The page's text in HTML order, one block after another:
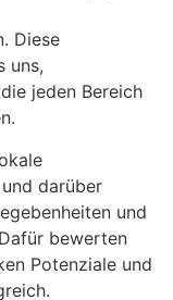
Diese
uns,
jeden Bereich
darüber
und
bewerten
Potenziale und